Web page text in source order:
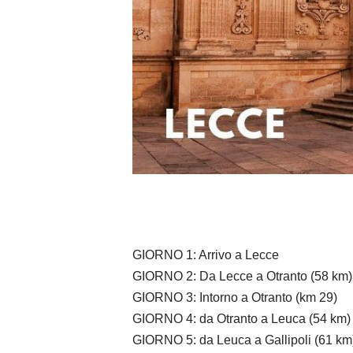
GIORNO 1: Arrivo a Lecce
GIORNO 2: Da Lecce a Otranto (58 km)
GIORNO 3: Intorno a Otranto (km 29)
GIORNO 4: da Otranto a Leuca (54 km)
GIORNO 5: da Leuca a Gallipoli (61